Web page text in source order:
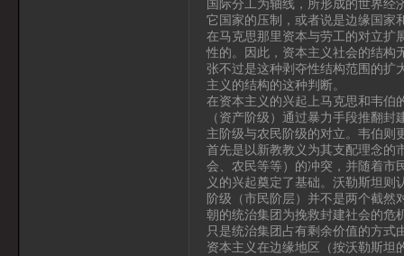
国际分工为轴线，所形成的世界
它国家的压制，或者说是边缘国家
在马克思那里资本与劳工的对立扩
性的。因此，资本主义社会的结构
张不过是这种剥夺性结构范围的扩
主义的结构的这种判断。
在资本主义的兴起上马克思和韦伯
（资产阶级）通过暴力手段推翻
主阶级与农民阶级的对立。韦伯则
首先是以新教教义为其支配理念的
会、农民等等）的冲突，并随着市
义的兴起奠定了基础。沃勒斯坦
阶级（市民阶层）并不是两个截然
朝的统治集团为挽救封建社会的危
只是统治集团占有剩余价值的方式
资本主义在边缘地区（按沃勒斯坦